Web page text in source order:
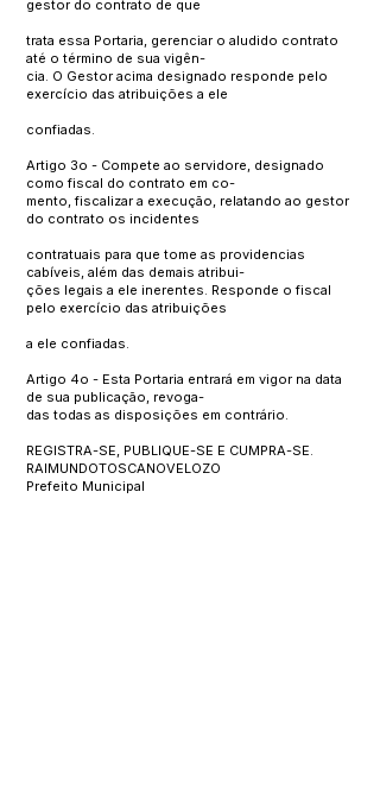
gestor do contrato de que
trata essa Portaria, gerenciar o aludido contrato
até o término de sua vigên-
cia. O Gestor acima designado responde pelo
exercício das atribuições a ele
confiadas.
Artigo 3o - Compete ao servidore, designado
como fiscal do contrato em co-
mento, fiscalizar a execução, relatando ao gestor
do contrato os incidentes
contratuais para que tome as providencias
cabíveis, além das demais atribui-
ções legais a ele inerentes. Responde o fiscal
pelo exercício das atribuições
a ele confiadas.
Artigo 4o - Esta Portaria entrará em vigor na data
de sua publicação, revoga-
das todas as disposições em contrário.
REGISTRA-SE, PUBLIQUE-SE E CUMPRA-SE.
RAIMUNDOTOSCANOVELOZO
Prefeito Municipal